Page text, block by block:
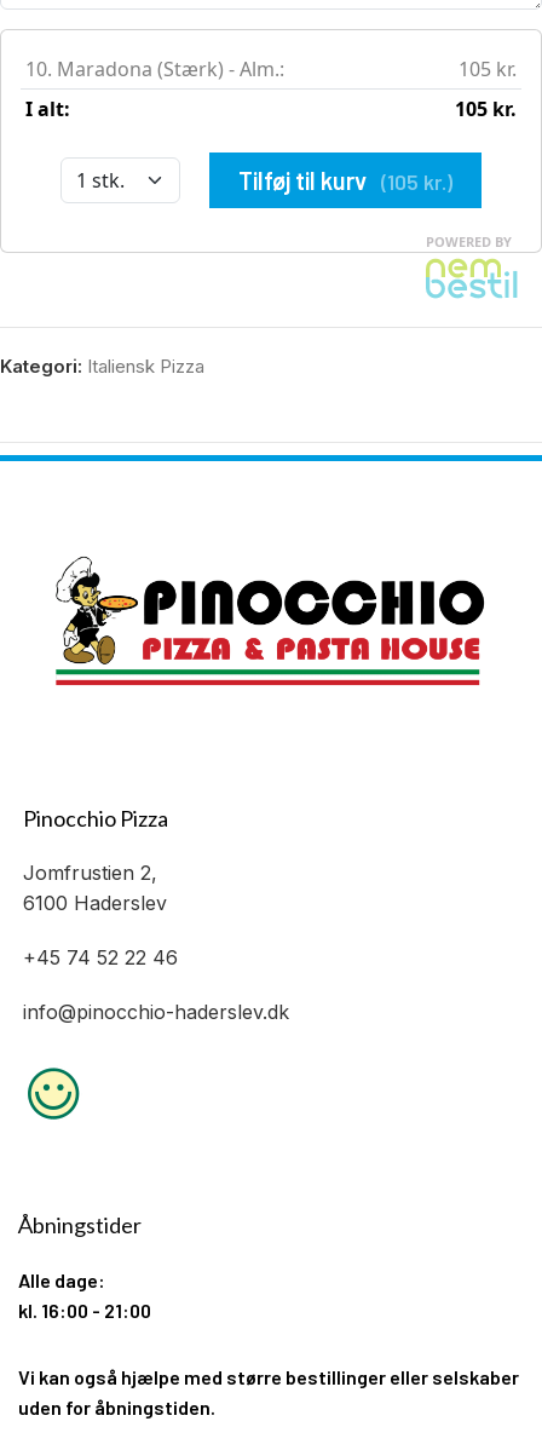
Kategori: Italiensk Pizza
Pinocchio Pizza
Jomfrustien 2,
6100 Haderslev
+45 74 52 22 46
info@pinocchio-haderslev.dk
Åbningstider
Alle dage:
kl. 16:00 - 21:00
Vi kan også hjælpe med større bestillinger eller selskaber
uden for åbningstiden.